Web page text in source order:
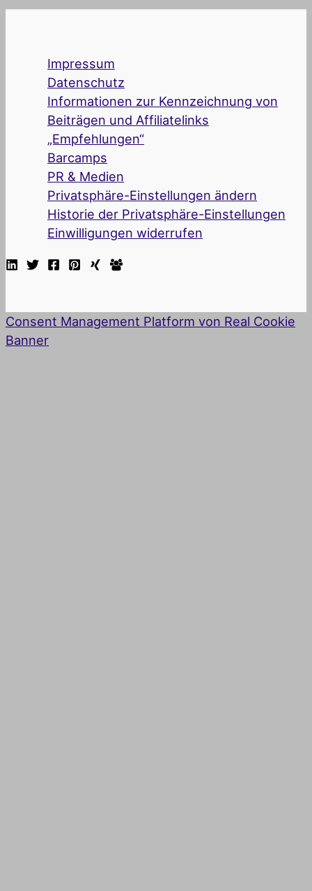
Impressum
Datenschutz
Informationen zur Kennzeichnung von
Beiträgen und Affiliatelinks
„Empfehlungen“
Barcamps
PR & Medien
Privatsphäre-Einstellungen ändern
Historie der Privatsphäre-Einstellungen
Einwilligungen widerrufen
Consent Management Platform von Real Cookie
Banner